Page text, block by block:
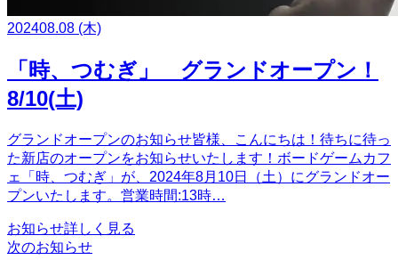
202408.08 (木)
「時、つむぎ」 グランドオープン！
8/10(土)
グランドオープンのお知らせ皆様、こんにちは！待ちに待っ
た新店のオープンをお知らせいたします！ボードゲームカフ
ェ「時、つむぎ」が、2024年8月10日（土）にグランドオー
プンいたします。営業時間:13時…
お知らせ詳しく見る
次のお知らせ